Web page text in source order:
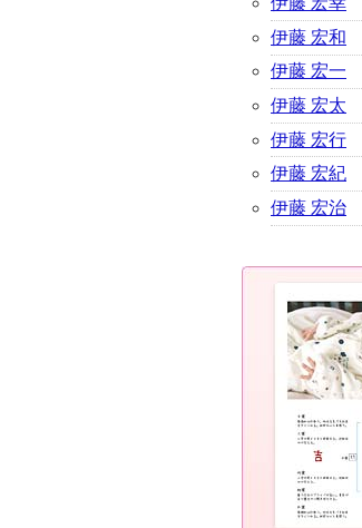
伊藤 宏和
伊藤 宏一
伊藤 宏太
伊藤 宏行
伊藤 宏紀
伊藤 宏治